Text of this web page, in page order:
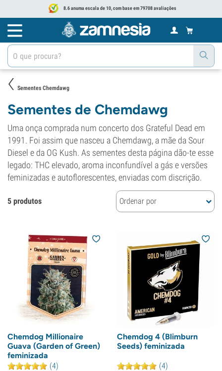
8.6 anuma escala de 10, com base em 79708 avaliações
Sementes Chemdawg
Sementes de Chemdawg
Uma onça comprada num concerto dos Grateful Dead em
1991. Foi assim que nasceu a Chemdawg, a mãe da Sour
Diesel e da OG Kush. As sementes desta página dão-te esse
legado: THC elevado, aroma inconfundível a gás e versões
feminizadas e autoflorescentes, enviadas com discrição.
5 produtos Ordenar por
Chemdog Millionaire
Guava (Garden of Green)
feminizada
(4)
Chemdog 4 (Blimburn
Seeds) feminizada
(4)